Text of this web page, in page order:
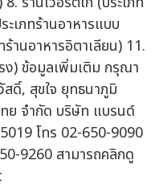
ะเภทร้านอาหารแบบ
านอาหารอิตาเลียน) 11.
ง) ข้อมูลเพิ่มเติม กรุณา
ดิ์, สุขใจ ยุทธนาภูมิ
ทย จำกัด บริษัท แบรนด์
โทร 02-650-9090
9260 สามารถคลิกดู